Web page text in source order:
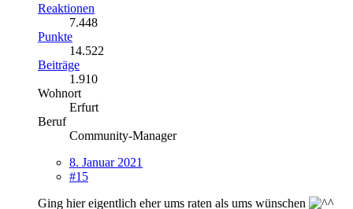
Reaktionen
7.448
Punkte
14.522
Beiträge
1.910
Wohnort
Erfurt
Beruf
Community-Manager
8. Januar 2021
#15
Ging hier eigentlich eher ums raten als ums wünschen